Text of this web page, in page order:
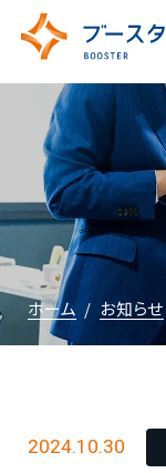
ホーム お知らせ
2024.10.30